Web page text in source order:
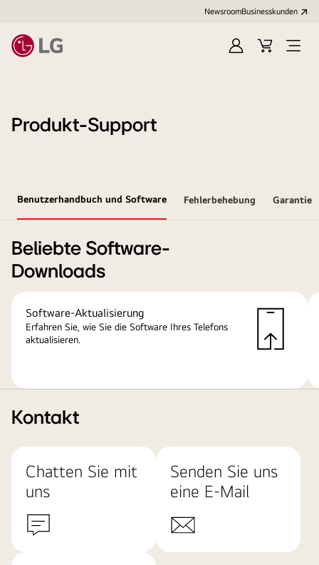
NewsroomBusinesskunden
AnmeldenWarenkorb
Menü
Produkt-Support
Benutzerhandbuch und Software Fehlerbehebung Garantie
Beliebte Software-
Downloads
Software-Aktualisierung
Erfahren Sie, wie Sie die Software Ihres Telefons
aktualisieren.
Kontakt
Chatten Sie mit
uns
Senden Sie uns
eine E-Mail